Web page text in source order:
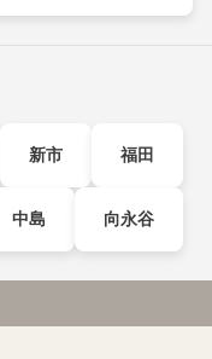
新市 福田
中島 向永谷